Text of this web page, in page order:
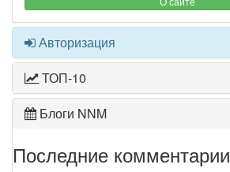
Авторизация
ТОП-10
Блоги NNM
Последние комментарии